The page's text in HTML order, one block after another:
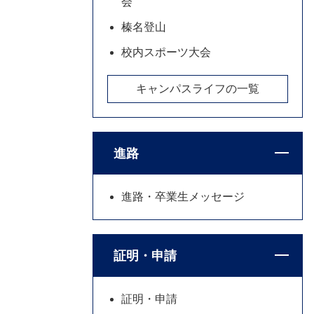
榛名登山
校内スポーツ大会
キャンパスライフの一覧
進路
進路・卒業生メッセージ
証明・申請
証明・申請